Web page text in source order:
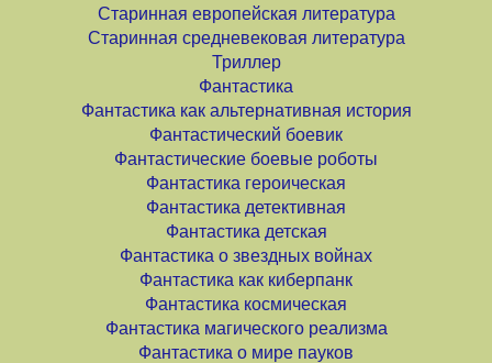
Старинная европейская литература
Старинная средневековая литература
Триллер
Фантастика
Фантастика как альтернативная история
Фантастический боевик
Фантастические боевые роботы
Фантастика героическая
Фантастика детективная
Фантастика детская
Фантастика о звездных войнах
Фантастика как киберпанк
Фантастика космическая
Фантастика магического реализма
Фантастика о мире пауков